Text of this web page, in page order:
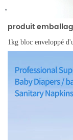
produit
1kg bloc enveloppé